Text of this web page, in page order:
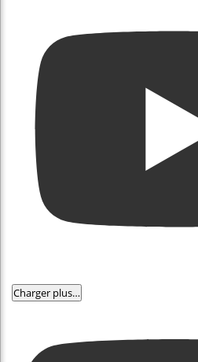
Charger plus…